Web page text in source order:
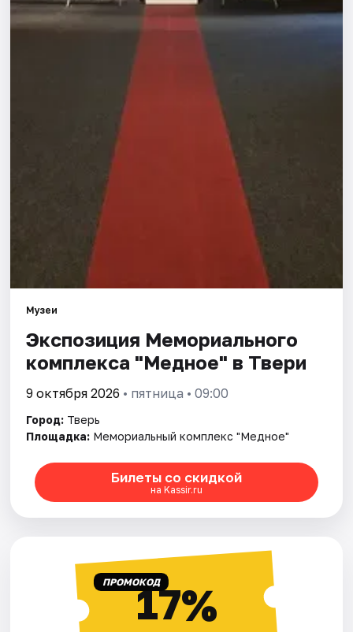
Музеи
Экспозиция Мемориального
комплекса "Медное" в Твери
9 октября 2026 • пятница • 09:00
Город: Тверь
Площадка: Мемориальный комплекс "Медное"
Билеты со скидкой
на Kassir.ru
ПРОМОКОД17%